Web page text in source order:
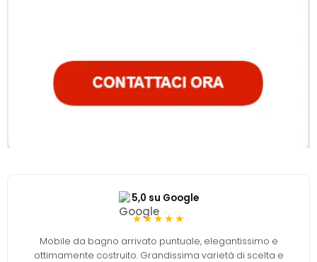
5,0 su Google
★★★★★
Mobile da bagno arrivato puntuale, elegantissimo e
ottimamente costruito. Grandissima varietà di scelta e